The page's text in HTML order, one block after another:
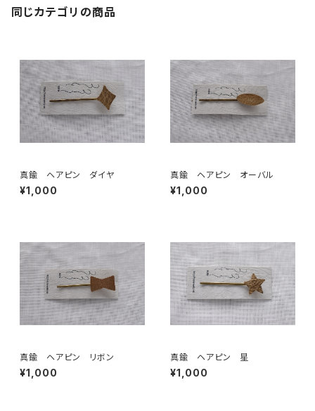
同じカテゴリの商品
真鍮 ヘアピン ダイヤ
¥1,000
真鍮 ヘアピン オーバル
¥1,000
真鍮 ヘアピン リボン
¥1,000
真鍮 ヘアピン 星
¥1,000